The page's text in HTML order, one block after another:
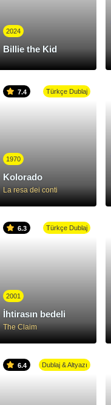
2024
Billie the Kid
7.4 Türkçe Dublaj
1970
Kolorado
La resa dei conti
6.3 Türkçe Dublaj
2001
İhtirasın bedeli
The Claim
6.4 Dublaj & Altyazı